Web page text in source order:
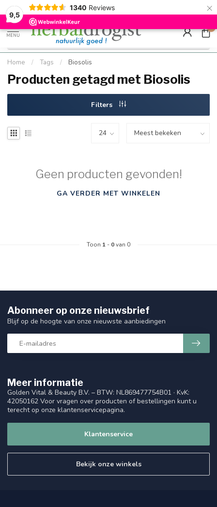
9,5
1340 Reviews ×
Kostenloser DE-Versand ab Mindestbestellwert |
Schnell geliefert
Minimum
Hızlı
MENU
0
Home / Tags / Biosolis
Producten getagd met Biosolis
Filters
Geen producten gevonden!
GA VERDER MET WINKELEN
Toon 1 - 0van 0
Meer informatie
Golden Vital & Beauty B.V. – BTW: NL869477754B01 · KvK:
42050162 Voor vragen over producten of bestellingen kunt u
terecht op onze klantenservicepagina.
Klantenservice
Bekijk onze winkels
Abonneer op onze nieuwsbrief
Blijf op de hoogte van onze nieuwste aanbiedingen